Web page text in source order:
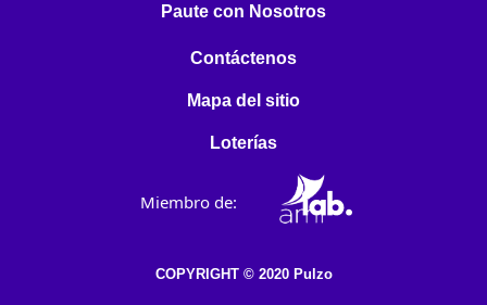
Paute con Nosotros
Contáctenos
Mapa del sitio
Loterías
Miembro de:
COPYRIGHT © 2020 Pulzo